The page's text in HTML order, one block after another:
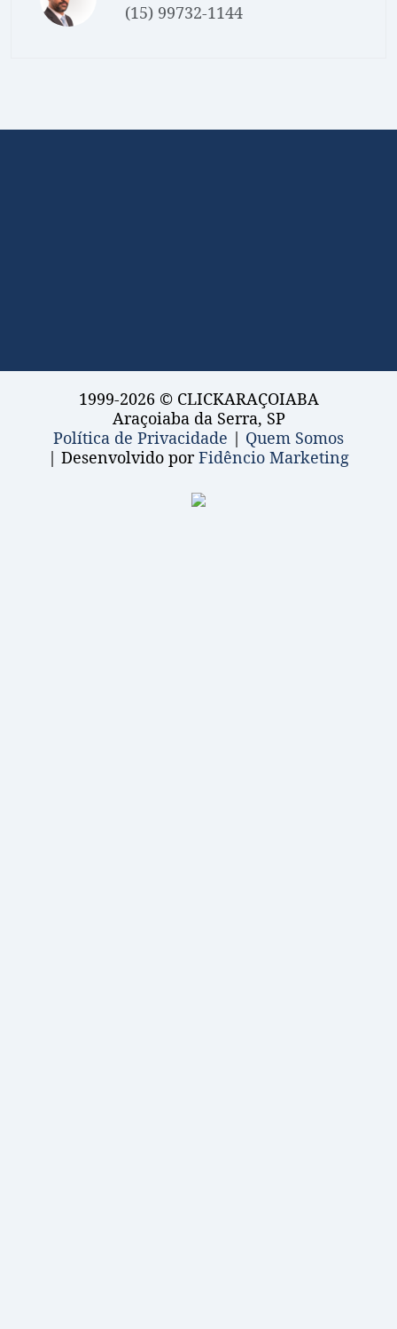
(15) 99732-1144
1999-2026 © CLICKARAÇOIABA
Araçoiaba da Serra, SP
Política de Privacidade | Quem Somos
| Desenvolvido porFidêncio Marketing